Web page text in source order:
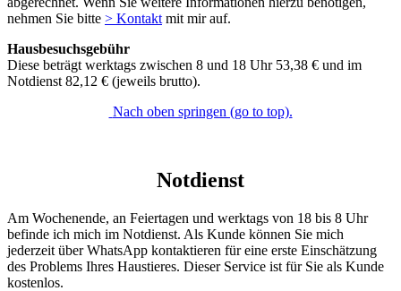
nehmen Sie bitte > Kontakt mit mir auf.
Hausbesuchsgebühr
Diese beträgt werktags zwischen 8 und 18 Uhr 53,38 € und im
Notdienst 82,12 € (jeweils brutto).
Nach oben springen (go to top).
Notdienst
Am Wochenende, an Feiertagen und werktags von 18 bis 8 Uhr
befinde ich mich im Notdienst. Als Kunde können Sie mich
jederzeit über WhatsApp kontaktieren für eine erste Einschätzung
des Problems Ihres Haustieres. Dieser Service ist für Sie als Kunde
kostenlos.